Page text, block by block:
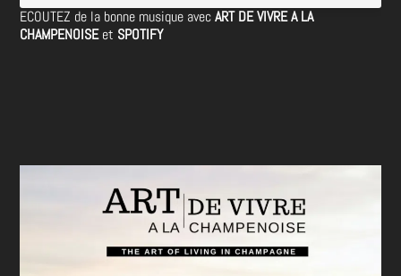
ECOUTEZ de la bonne musique avecART DE VIVRE A LA
CHAMPENOISEet SPOTIFY